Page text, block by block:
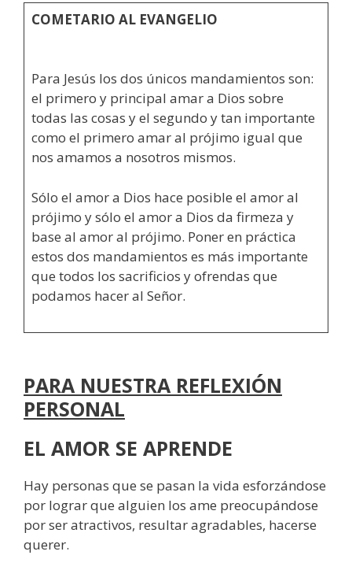
COMETARIO AL EVANGELIO
Para Jesús los dos únicos mandamientos son:
el primero y principal amar a Dios sobre
todas las cosas y el segundo y tan importante
como el primero amar al prójimo igual que
nos amamos a nosotros mismos.
Sólo el amor a Dios hace posible el amor al
prójimo y sólo el amor a Dios da firmeza y
base al amor al prójimo. Poner en práctica
estos dos mandamientos es más importante
que todos los sacrificios y ofrendas que
podamos hacer al Señor.
PARA NUESTRA REFLEXIÓN
PERSONAL
EL AMOR SE APRENDE
Hay personas que se pasan la vida esforzándose
por lograr que alguien los ame preocupándose
por ser atractivos, resultar agradables, hacerse
querer.